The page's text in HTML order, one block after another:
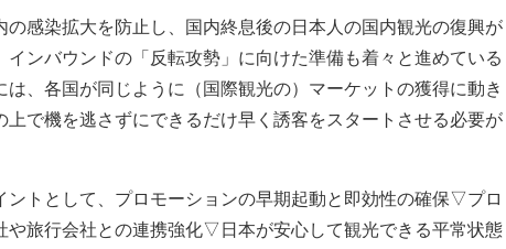
感染拡大を防止し、国内終息後の日本人の国内観光の復興が
ンバウンドの「反転攻勢」に向けた準備も着々と進めている
は、各国が同じように（国際観光の）マーケットの獲得に動き
上で機を逃さずにできるだけ早く誘客をスタートさせる必要が
トとして、プロモーションの早期起動と即効性の確保▽プロ
や旅行会社との連携強化▽日本が安心して観光できる平常状態